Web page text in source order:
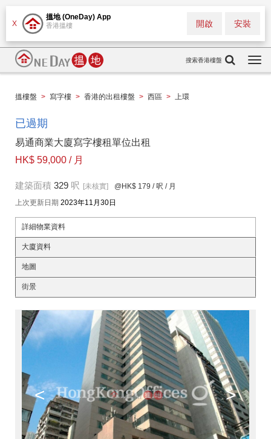
X
搵地 (OneDay) App
香港搵樓 安裝
開啟
搜索香港樓盤
搵樓盤 > 寫字樓 > 香港的出租樓盤 > 西區 > 上環
已過期
易通商業大廈寫字樓租單位出租
HK$ 59,000 / 月
建築面積 329 呎 [未核實] @HK$ 179 / 呎 / 月
上次更新日期 2023年11月30日
詳細物業資料
大廈資料
地圖
街景
< >